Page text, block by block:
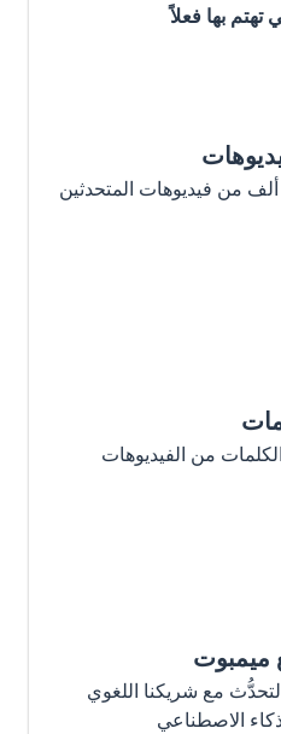
تهتم بها فعلاً
أكثر من 48 ألف من فيديوهات المتحدثين
من الفيديوهات
مع شريكنا اللغوي
الاصطناعي